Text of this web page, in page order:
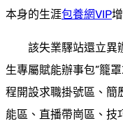
本身的生涯包養網VIP
該失業驛站還立異
生專屬賦能辦事包”籠
程開設求職掛號區、簡
能區、直播帶崗區、技